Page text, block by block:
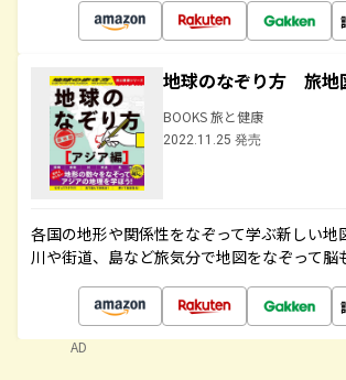
地球のなぞり方 旅
BOOKS 旅と健康
2022.11.25 発売
各国の地形や関係性をなぞって学ぶ新しい地
川や街道、島など旅気分で地図をなぞって脳
AD